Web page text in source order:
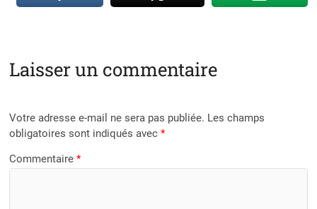
Laisser un commentaire
Votre adresse e-mail ne sera pas publiée. Les champs
obligatoires sont indiqués avec*
Commentaire*